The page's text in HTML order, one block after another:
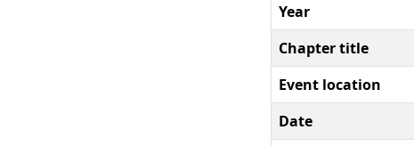
Year
Chapter title
Event location
Date